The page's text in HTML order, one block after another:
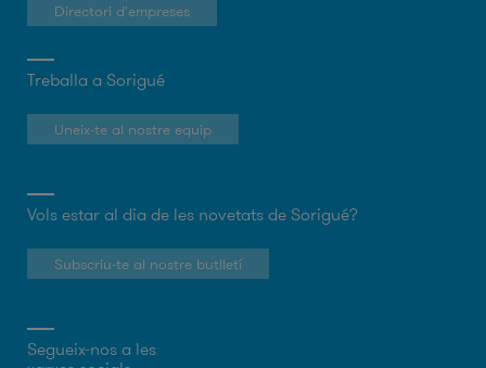
Directori d'empreses
Treballa a Sorigué
Uneix-te al nostre equip
Vols estar al dia de les novetats de Sorigué?
Subscriu-te al nostre butlletí
Segueix-nos a les